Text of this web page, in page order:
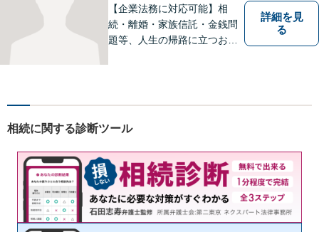
【企業法務に対応可能】相
続・離婚・家族信託・金銭問
題等、人生の帰路に立つお客
アドバイスを提供可能です。
室で相談可能】
詳細を見
る
相続に関する診断ツール